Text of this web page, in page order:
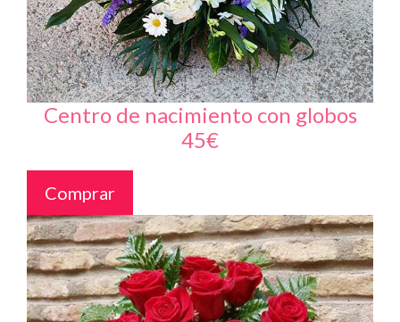
Centro de nacimiento con globos
45€
Comprar